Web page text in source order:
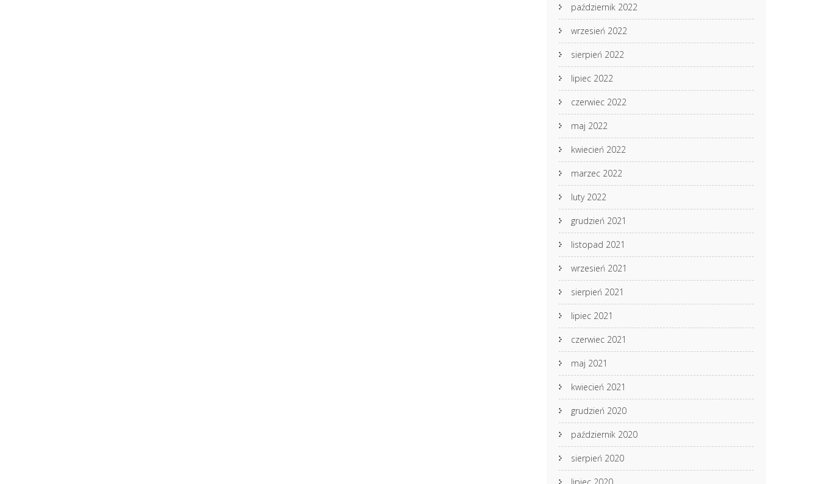
październik 2022
wrzesień 2022
sierpień 2022
lipiec 2022
czerwiec 2022
maj 2022
kwiecień 2022
marzec 2022
luty 2022
grudzień 2021
listopad 2021
wrzesień 2021
sierpień 2021
lipiec 2021
czerwiec 2021
maj 2021
kwiecień 2021
grudzień 2020
październik 2020
sierpień 2020